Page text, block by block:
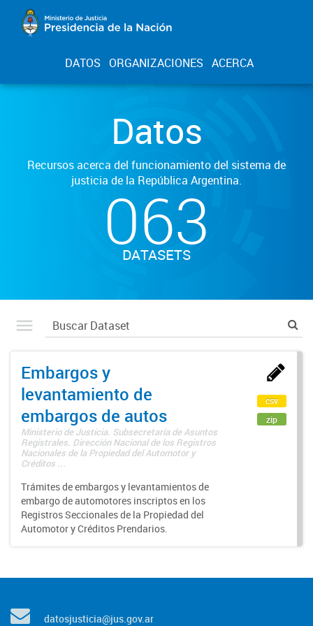
DATOS ORGANIZACIONES ACERCA
Datos
Recursos acerca del funcionamiento del sistema de
justicia de la República Argentina.
063
DATASETS
Embargos y
levantamiento de
embargos de autos
Ministerio de Justicia. Subsecretaría de Asuntos
Registrales. Dirección Nacional de los Registros
Nacionales de la Propiedad del Automotor y
Créditos ...
Trámites de embargos y levantamientos de
embargo de automotores inscriptos en los
Registros Seccionales de la Propiedad del
Automotor y Créditos Prendarios.
csv
zip
datosjusticia@jus.gov.ar